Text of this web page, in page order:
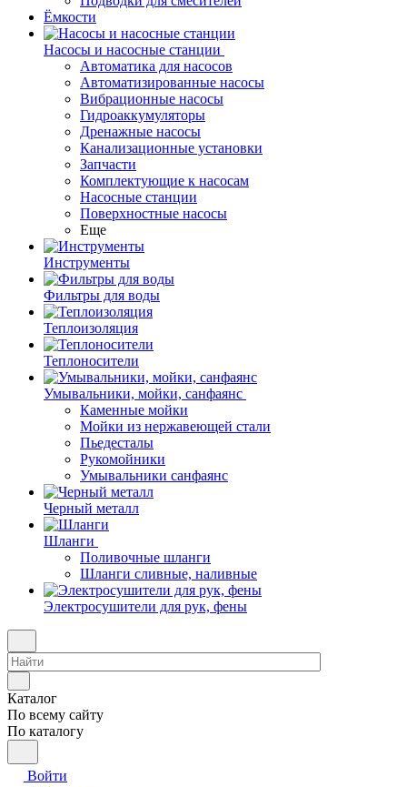
Ёмкости
Насосы и насосные станции
Автоматика для насосов
Автоматизированные насосы
Вибрационные насосы
Гидроаккумуляторы
Дренажные насосы
Канализационные установки
Запчасти
Комплектующие к насосам
Насосные станции
Поверхностные насосы
Еще
Инструменты
Фильтры для воды
Теплоизоляция
Теплоносители
Умывальники, мойки, санфаянс
Каменные мойки
Мойки из нержавеющей стали
Пьедесталы
Рукомойники
Умывальники санфаянс
Черный металл
Шланги
Поливочные шланги
Шланги сливные, наливные
Электросушители для рук, фены
Каталог
По всему сайту
По каталогу
Войти